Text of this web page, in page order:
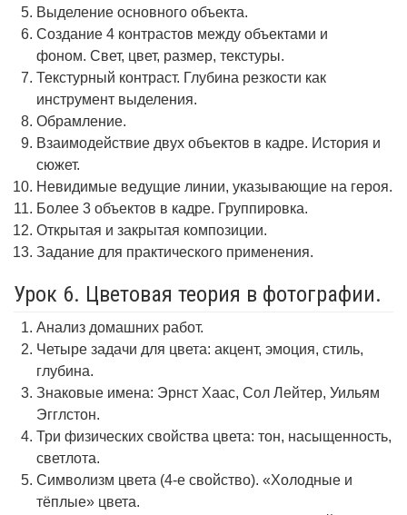
Выделение основного объекта.
Создание 4 контрастов между объектами и
фоном. Свет, цвет, размер, текстуры.
Текстурный контраст. Глубина резкости как
инструмент выделения.
Обрамление.
Взаимодействие двух объектов в кадре. История и
сюжет.
Невидимые ведущие линии, указывающие на героя.
Более 3 объектов в кадре. Группировка.
Открытая и закрытая композиции.
Задание для практического применения.
Урок 6. Цветовая теория в фотографии.
Анализ домашних работ.
Четыре задачи для цвета: акцент, эмоция, стиль,
глубина.
Знаковые имена: Эрнст Хаас, Сол Лейтер, Уильям
Эгглстон.
Три физических свойства цвета: тон, насыщенность,
светлота.
Символизм цвета (4-е свойство). «Холодные и
тёплые» цвета.